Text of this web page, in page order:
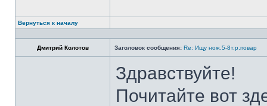
Вернуться к началу
Дмитрий Колотов Заголовок сообщения: Re: Ищу нож.5-8т.р.повар
Здравствуйте!
Почитайте вот